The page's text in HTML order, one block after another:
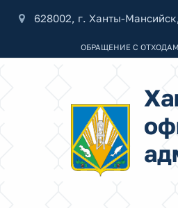
628002, г. Ханты-
ОБРАЩЕНИЕ С